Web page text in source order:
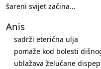
šareni svijet začina...
Anis
sadrži eterična ulja
pomaže kod bolesti
ublažava želučane